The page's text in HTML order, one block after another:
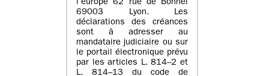
l’europe 62 rue de Bonnel
69003 Lyon. Les
déclarations des créances
sont à adresser au
mandataire judiciaire ou sur
le portail électronique prévu
par les articles L. 814–2 et
L. 814–13 du code de